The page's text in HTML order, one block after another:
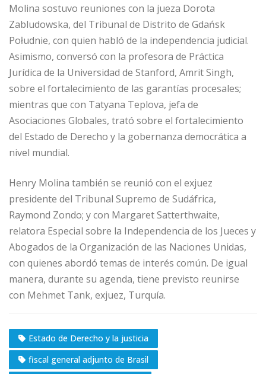
Molina sostuvo reuniones con la jueza Dorota
Zabludowska, del Tribunal de Distrito de Gdańsk
Południe, con quien habló de la independencia judicial.
Asimismo, conversó con la profesora de Práctica
Jurídica de la Universidad de Stanford, Amrit Singh,
sobre el fortalecimiento de las garantías procesales;
mientras que con Tatyana Teplova, jefa de
Asociaciones Globales, trató sobre el fortalecimiento
del Estado de Derecho y la gobernanza democrática a
nivel mundial.
Henry Molina también se reunió con el exjuez
presidente del Tribunal Supremo de Sudáfrica,
Raymond Zondo; y con Margaret Satterthwaite,
relatora Especial sobre la Independencia de los Jueces y
Abogados de la Organización de las Naciones Unidas,
con quienes abordó temas de interés común. De igual
manera, durante su agenda, tiene previsto reunirse
con Mehmet Tank, exjuez, Turquía.
Estado de Derecho y la justicia
fiscal general adjunto de Brasil